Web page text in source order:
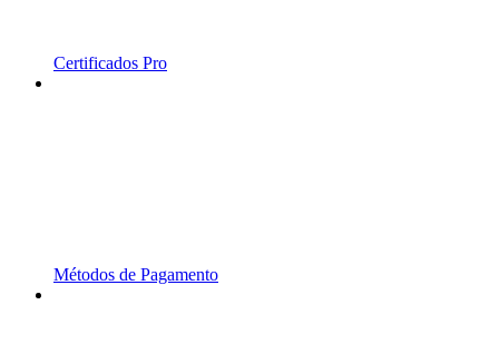
Certificados Pro
Métodos de Pagamento